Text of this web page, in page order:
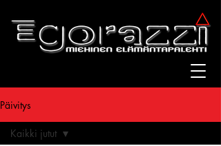
Päivitys
Kaikki jutut